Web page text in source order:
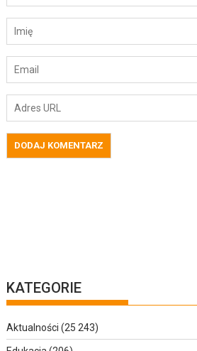
KATEGORIE
Aktualności (25 243)